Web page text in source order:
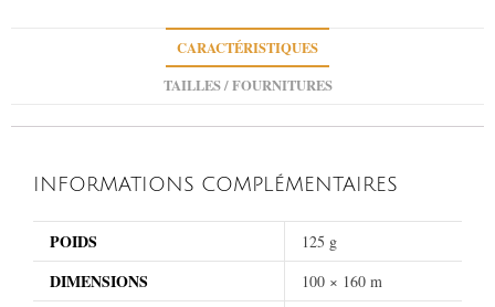
CARACTÉRISTIQUES
TAILLES / FOURNITURES
INFORMATIONS COMPLÉMENTAIRES
POIDS 125 g
DIMENSIONS 100 × 160 m